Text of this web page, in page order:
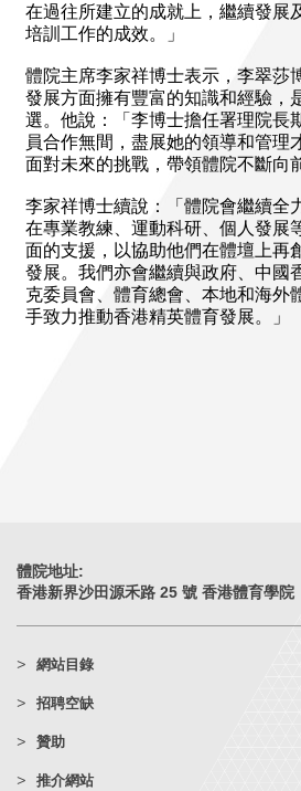
在過往所建立的成就上，繼續發展
培訓工作的成效。」
體院主席李家祥博士表示，李翠莎
發展方面擁有豐富的知識和經驗，
選。他說：「李博士擔任署理院長
員合作無間，盡展她的領導和管理
面對未來的挑戰，帶領體院不斷向
李家祥博士續說：「體院會繼續全
在專業教練、運動科研、個人發展
面的支援，以協助他們在體壇上再
發展。我們亦會繼續與政府、中國
克委員會、體育總會、本地和海外
手致力推動香港精英體育發展。」
體院地址:
香港新界沙田源禾路 25 號 香港體育學院
網站目錄
招聘空缺
贊助
推介網站